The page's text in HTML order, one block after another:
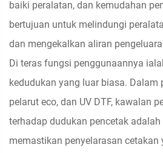
baiki peralatan, dan kemudahan
bertujuan untuk melindungi
dan mengekalkan aliran
Di teras fungsi penggunaannya
kedudukan yang luar biasa. Dalam
pelarut eco, dan UV DTF, kawalan
terhadap dudukan pencetak
memastikan penyelarasan cetakan